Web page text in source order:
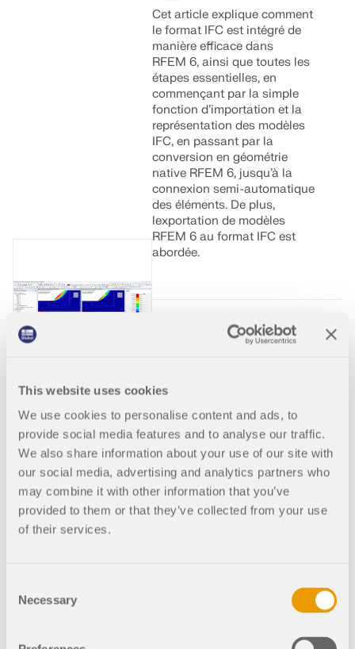
This website uses cookies
We use cookies to personalise content and ads, to
provide social media features and to analyse our traffic.
We also share information about your use of our site with
our social media, advertising and analytics partners who
may combine it with other information that you’ve
provided to them or that they’ve collected from your use
of their services.
Selection
Necessary
Cet article explique comment
le format IFC est intégré de
manière efficace dans
RFEM 6, ainsi que toutes les
étapes essentielles, en
commençant par la simple
fonction d’importation et la
représentation des modèles
IFC, en passant par la
conversion en géométrie
native RFEM 6, jusqu’à la
connexion semi-automatique
des éléments. De plus,
lexportation de modèles
RFEM 6 au format IFC est
abordée.
Général RFEM 6
Vérification de la
stabilité d’une
pente uniforme
par réduction de
la résistance au
cisaillement
réduction des paramètres de
résistance au cisaillement